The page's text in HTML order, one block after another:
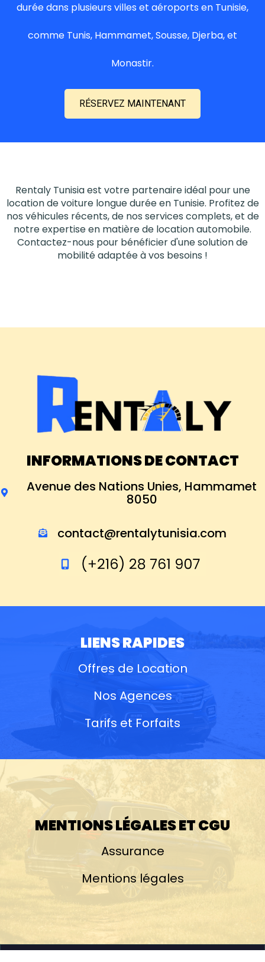
durée dans plusieurs villes et aéroports en Tunisie,
comme Tunis, Hammamet, Sousse, Djerba, et
Monastir.
RÉSERVEZ MAINTENANT
Rentaly Tunisia est votre partenaire idéal pour une
location de voiture longue durée en Tunisie. Profitez de
nos véhicules récents, de nos services complets, et de
notre expertise en matière de location automobile.
Contactez-nous pour bénéficier d'une solution de
mobilité adaptée à vos besoins !
INFORMATIONS DE CONTACT
Avenue des Nations Unies, Hammamet
8050
contact@rentalytunisia.com
LIENS RAPIDES
Offres de Location
Nos Agences
Tarifs et Forfaits
MENTIONS LÉGALES ET CGU
Assurance
Mentions légales